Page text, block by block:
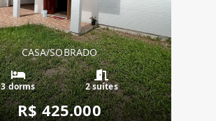
CASA/SOBRADO
3 dorms 2 suítes
R$ 425.000